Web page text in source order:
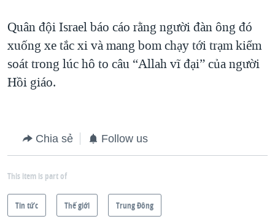
Quân đội Israel báo cáo rằng người đàn ông đó
xuống xe tắc xi và mang bom chạy tới trạm kiểm
soát trong lúc hô to câu “Allah vĩ đại” của người
Hồi giáo.
Chia sẻ Follow us
This item is part of
Tin tức Thế giới Trung Ðông